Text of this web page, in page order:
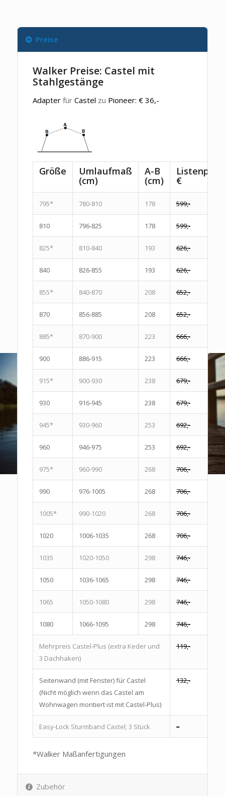
Preise
Walker Preise: Castel mit
Stahlgestänge
Adapterfür Castel zu Pioneer: € 36,-
Größe Umlaufmaß
(cm)
A-B
(cm)
Listenpreis
€
795* 780-810 178 599,-
810 796-825 178 599,-
825* 810-840 193 626,-
840 826-855 193 626,-
855* 840-870 208 652,-
870 856-885 208 652,-
885* 870-900 223 666,-
900 886-915 223 666,-
915* 900-930 238 679,-
930 916-945 238 679,-
945* 930-960 253 692,-
960 946-975 253 692,-
975* 960-990 268 706,-
990 976-1005 268 706,-
1005* 990-1020 268 706,-
1020 1006-1035 268 706,-
1035 1020-1050 298 746,-
1050 1036-1065 298 746,-
1065 1050-1080 298 746,-
1080 1066-1095 298 746,-
Mehrpreis Castel-Plus (extra Keder und
3 Dachhaken)
119,-
Seitenwand (mit Fenster) für Castel
(Nicht möglich wenn das Castel am
Wohnwagen montiert ist mit Castel-Plus)
132,-
Easy-Lock Sturmband Castel; 3 Stück –
*Walker Maßanfertigungen
Zubehör